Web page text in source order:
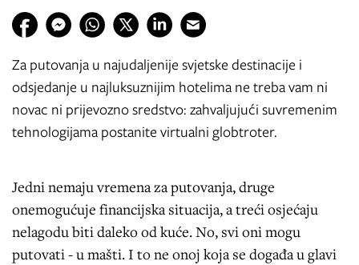
Za putovanja u najudaljenije svjetske destinacije i
odsjedanje u najluksuznijim hotelima ne treba vam ni
novac ni prijevozno sredstvo: zahvaljujući suvremenim
tehnologijama postanite virtualni globtroter.
Jedni nemaju vremena za putovanja, druge
onemogućuje financijska situacija, a treći osjećaju
nelagodu biti daleko od kuće. No, svi oni mogu
putovati - u mašti. I to ne onoj koja se događa u glavi